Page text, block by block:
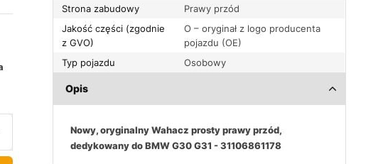
Strona zabudowy
Prawy przód
Jakość części (zgodnie
z GVO)
O – oryginał z logo producenta
pojazdu (OE)
Typ pojazdu
Osobowy
Opis
Nowy, oryginalny Wahacz prosty prawy przód,
dedykowany do BMW G30 G31 - 31106861178